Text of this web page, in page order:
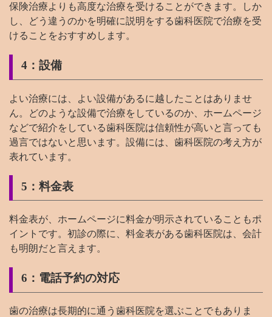
保険治療よりも高度な治療を受けることができます。しか
し、どう違うのかを明確に説明をする歯科医院で治療を受
けることをおすすめします。
4：設備
よい治療には、よい設備があるに越したことはありませ
ん。どのような設備で治療をしているのか、ホームページ
などで紹介をしている歯科医院は信頼性が高いと言っても
過言ではないと思います。設備には、歯科医院の考え方が
表れています。
5：料金表
料金表が、ホームページに料金が明示されていることもポ
イントです。初診の際に、料金表がある歯科医院は、会計
も明朗だと言えます。
6：電話予約の対応
歯の治療は長期的に通う歯科医院を選ぶことでもありま